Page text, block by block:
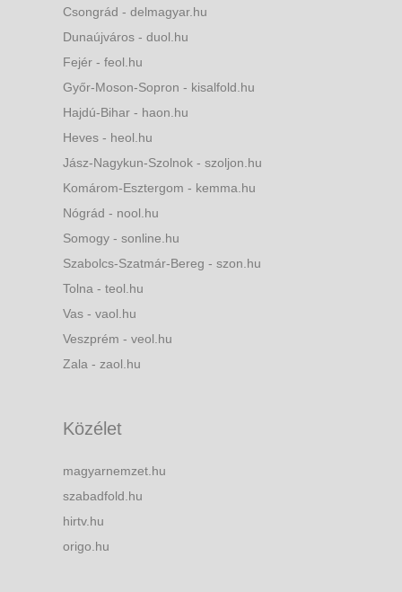
Csongrád - delmagyar.hu
Dunaújváros - duol.hu
Fejér - feol.hu
Győr-Moson-Sopron - kisalfold.hu
Hajdú-Bihar - haon.hu
Heves - heol.hu
Jász-Nagykun-Szolnok - szoljon.hu
Komárom-Esztergom - kemma.hu
Nógrád - nool.hu
Somogy - sonline.hu
Szabolcs-Szatmár-Bereg - szon.hu
Tolna - teol.hu
Vas - vaol.hu
Veszprém - veol.hu
Zala - zaol.hu
Közélet
magyarnemzet.hu
szabadfold.hu
hirtv.hu
origo.hu